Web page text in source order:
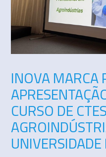
INOVA MARCA
CURSO DE